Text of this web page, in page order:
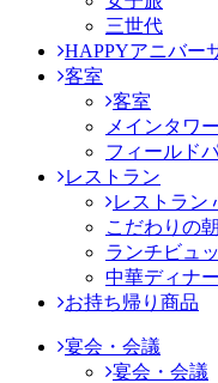
三世代
HAPPYアニバー
客室
客室
メインタワー
フィールド
レストラン
レストラン
こだわりの
ランチビュ
中華ディナー
お持ち帰り商品
宴会・会議
宴会・会議